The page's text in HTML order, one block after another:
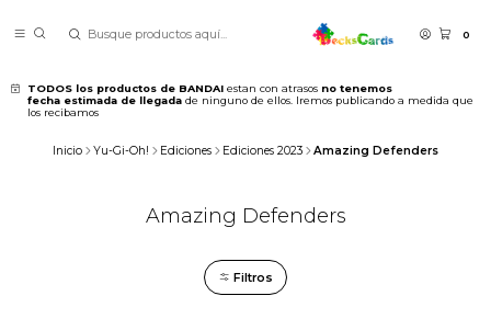
0
TODOS los productos de BANDAI estan con atrasos no tenemos
fecha estimada de llegada de ninguno de ellos. Iremos publicando a medida que
los recibamos
Inicio Yu-Gi-Oh! Ediciones Ediciones 2023 Amazing Defenders
Amazing Defenders
Filtros